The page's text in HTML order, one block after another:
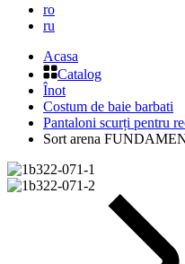
ro
ru
Acasa
Catalog
Înot
Costum de baie barbati
Pantaloni scurți pentru
Sort arena